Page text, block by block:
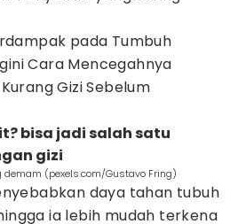
pada Tumbuh
Cara Mencegahnya
Gizi Sebelum
bisa jadi salah satu
gizi
(pexels.com/Gustavo Fring)
daya tahan tubuh
ia lebih mudah terkena